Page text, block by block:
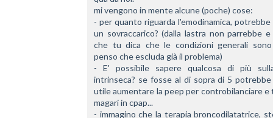
mi vengono in mente alcune (poche) cose:
- per quanto riguarda l'emodinamica,
un sovraccarico? (dalla lastra non parrebbe
che tu dica che le condizioni generali
penso che escluda già il problema)
- E' possibile sapere qualcosa di più
intrinseca? se fosse al di sopra di 5
utile aumentare la peep per controbilanciare
magari in cpap...
- immagino che la terapia broncodilatatrice,